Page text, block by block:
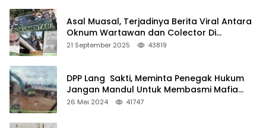
Asal Muasal, Terjadinya Berita Viral Antara
Oknum Wartawan dan Colector Di
Rantauprapat
21 September 2025 43819
DPP Lang Sakti, Meminta Penegak Hukum
Jangan Mandul Untuk Membasmi Mafia
Pasir Yang Belum Ada Keputusan Motorium
26 Mei 2024 41747